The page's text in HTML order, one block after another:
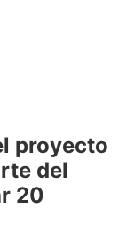
proyecto
del
20